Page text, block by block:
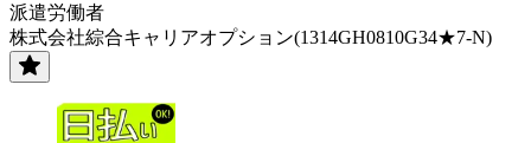
派遣労働者
株式会社綜合キャリアオプション(1314GH0810G34★7-N)